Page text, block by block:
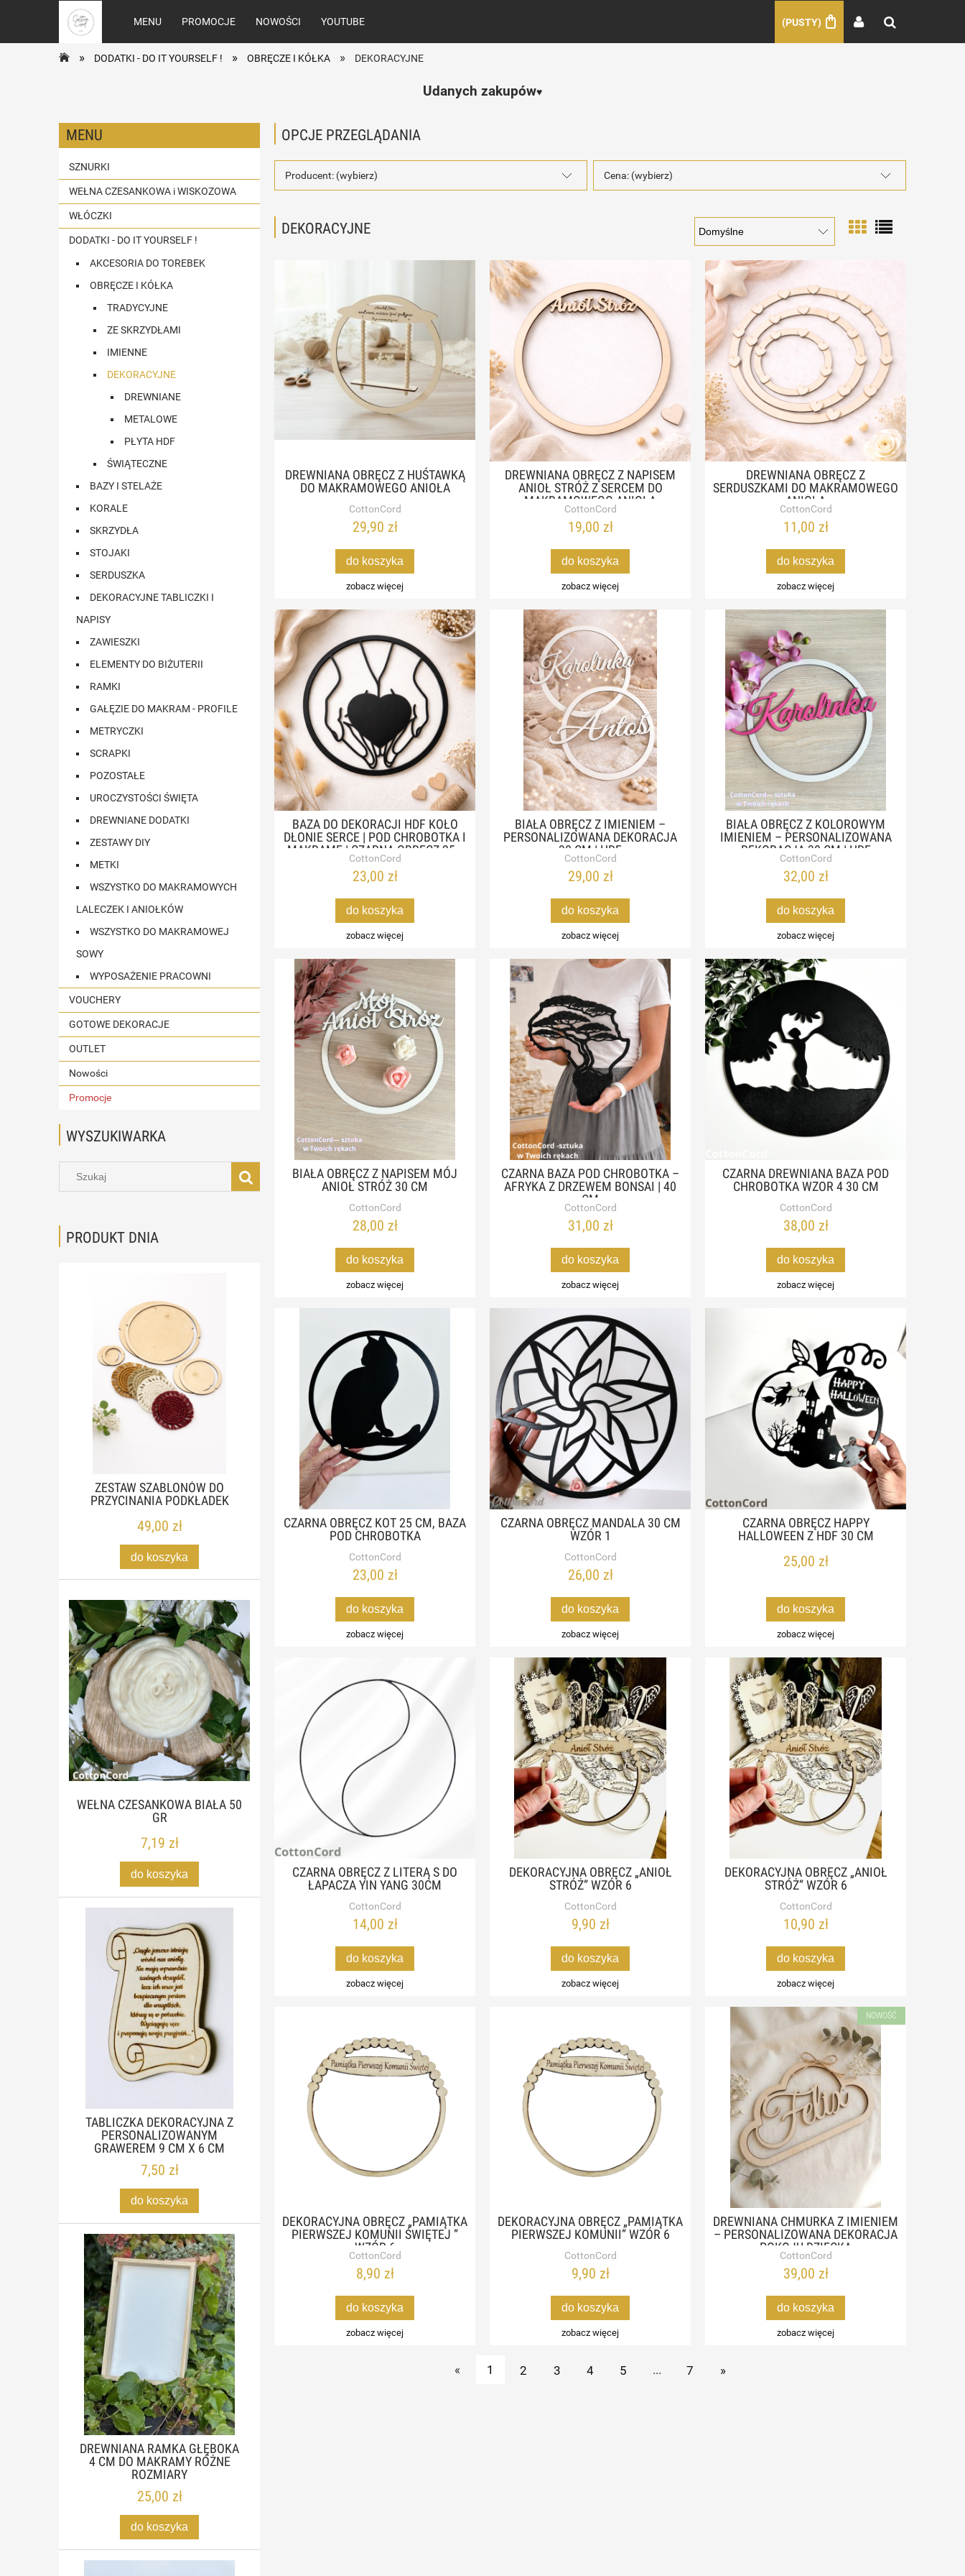
(PUSTY)
MENU PROMOCJE NOWOŚCI YOUTUBE
» DODATKI - DO IT YOURSELF ! » OBRĘCZE I KÓŁKA » DEKORACYJNE
Udanych zakupów♥️
MENU
SZNURKI
WEŁNA CZESANKOWA i WISKOZOWA
WŁÓCZKI
DODATKI - DO IT YOURSELF !
AKCESORIA DO TOREBEK
OBRĘCZE I KÓŁKA
TRADYCYJNE
ZE SKRZYDŁAMI
IMIENNE
DEKORACYJNE
DREWNIANE
METALOWE
PŁYTA HDF
ŚWIĄTECZNE
BAZY I STELAŻE
KORALE
SKRZYDŁA
STOJAKI
SERDUSZKA
DEKORACYJNE TABLICZKI I
NAPISY
ZAWIESZKI
ELEMENTY DO BIŻUTERII
RAMKI
GAŁĘZIE DO MAKRAM - PROFILE
METRYCZKI
SCRAPKI
POZOSTAŁE
UROCZYSTOŚCI ŚWIĘTA
DREWNIANE DODATKI
ZESTAWY DIY
METKI
WSZYSTKO DO MAKRAMOWYCH
LALECZEK I ANIOŁKÓW
WSZYSTKO DO MAKRAMOWEJ
SOWY
WYPOSAŻENIE PRACOWNI
VOUCHERY
GOTOWE DEKORACJE
OUTLET
Nowości
Promocje
WYSZUKIWARKA
PRODUKT DNIA
ZESTAW SZABLONÓW DO
PRZYCINANIA PODKŁADEK
49,00 zł
do koszyka
WEŁNA CZESANKOWA BIAŁA 50
GR
7,19 zł
do koszyka
TABLICZKA DEKORACYJNA Z
PERSONALIZOWANYM
GRAWEREM 9 CM X 6 CM
7,50 zł
do koszyka
DREWNIANA RAMKA GŁĘBOKA
4 CM DO MAKRAMY RÓŻNE
ROZMIARY
25,00 zł
do koszyka
OPCJE PRZEGLĄDANIA
Producent: (wybierz) Cena: (wybierz)
DEKORACYJNE
DREWNIANA OBRĘCZ Z HUŚTAWKĄ
DO MAKRAMOWEGO ANIOŁA
CottonCord
29,90 zł
do koszyka
zobacz więcej
DREWNIANA OBRĘCZ Z NAPISEM
ANIOŁ STRÓŻ Z SERCEM DO
MAKRAMOWEGO ANIOŁA
CottonCord
19,00 zł
do koszyka
zobacz więcej
DREWNIANA OBRĘCZ Z
SERDUSZKAMI DO MAKRAMOWEGO
ANIOŁA
CottonCord
11,00 zł
do koszyka
zobacz więcej
BAZA DO DEKORACJI HDF KOŁO
DŁONIE SERCE | POD CHROBOTKA I
MAKRAMĘ | CZARNA OBRĘCZ 25–
50 CM
CottonCord
23,00 zł
do koszyka
zobacz więcej
BIAŁA OBRĘCZ Z IMIENIEM –
PERSONALIZOWANA DEKORACJA
30 CM | HDF
CottonCord
29,00 zł
do koszyka
zobacz więcej
BIAŁA OBRĘCZ Z KOLOROWYM
IMIENIEM – PERSONALIZOWANA
DEKORACJA 30 CM | HDF
CottonCord
32,00 zł
do koszyka
zobacz więcej
BIAŁA OBRĘCZ Z NAPISEM MÓJ
ANIOŁ STRÓŻ 30 CM
CottonCord
28,00 zł
do koszyka
zobacz więcej
CZARNA BAZA POD CHROBOTKA –
AFRYKA Z DRZEWEM BONSAI | 40
CM
CottonCord
31,00 zł
do koszyka
zobacz więcej
CZARNA DREWNIANA BAZA POD
CHROBOTKA WZOR 4 30 CM
CottonCord
38,00 zł
do koszyka
zobacz więcej
CZARNA OBRĘCZ KOT 25 CM, BAZA
POD CHROBOTKA
CottonCord
23,00 zł
do koszyka
zobacz więcej
CZARNA OBRĘCZ MANDALA 30 CM
WZÓR 1
CottonCord
26,00 zł
do koszyka
zobacz więcej
CZARNA OBRĘCZ HAPPY
HALLOWEEN Z HDF 30 CM
25,00 zł
do koszyka
zobacz więcej
CZARNA OBRĘCZ Z LITERĄ S DO
ŁAPACZA YIN YANG 30CM
CottonCord
14,00 zł
do koszyka
zobacz więcej
DEKORACYJNA OBRĘCZ „ANIOŁ
STRÓŻ” WZÓR 6
CottonCord
9,90 zł
do koszyka
zobacz więcej
DEKORACYJNA OBRĘCZ „ANIOŁ
STRÓŻ” WZÓR 6
CottonCord
10,90 zł
do koszyka
zobacz więcej
DEKORACYJNA OBRĘCZ „PAMIĄTKA
PIERWSZEJ KOMUNII ŚWIĘTEJ ”
WZÓR 6
CottonCord
8,90 zł
do koszyka
zobacz więcej
DEKORACYJNA OBRĘCZ „PAMIĄTKA
PIERWSZEJ KOMUNII” WZÓR 6
CottonCord
9,90 zł
do koszyka
zobacz więcej
DREWNIANA CHMURKA Z IMIENIEM
– PERSONALIZOWANA DEKORACJA
POKOJU DZIECKA
CottonCord
39,00 zł
do koszyka
zobacz więcej
NOWOŚĆ
« 1 2 3 4 5 ... 7 »